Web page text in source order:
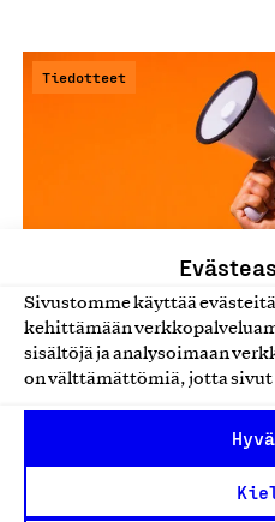
Sivustomme käyttää
kehittämään
sisältöjä ja analysoimaan
on välttämättömiä, jotta
Tiedotteet
Työelämäindeksi:
kohtaa
Suomalainen työelämä voi
Suomalainen työ ry:n